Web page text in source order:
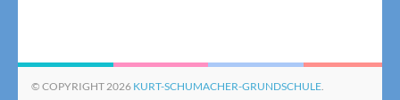
© COPYRIGHT 2026 KURT-SCHUMACHER-GRUNDSCHULE.